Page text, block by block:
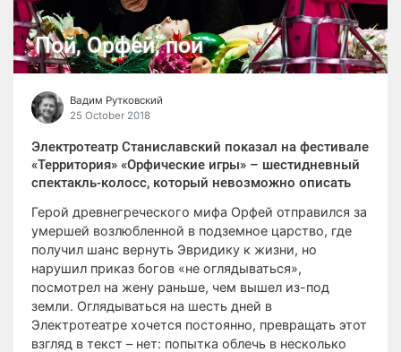
Пой, Орфей, пой
Вадим Рутковский
25 October 2018
Электротеатр Станиславский показал на фестивале
«Территория» «Орфические игры» – шестидневный
спектакль-колосс, который невозможно описать
Герой древнегреческого мифа Орфей отправился за
умершей возлюбленной в подземное царство, где
получил шанс вернуть Эвридику к жизни, но
нарушил приказ богов «не оглядываться»,
посмотрел на жену раньше, чем вышел из-под
земли. Оглядываться на шесть дней в
Электротеатре хочется постоянно, превращать этот
взгляд в текст – нет: попытка облечь в несколько